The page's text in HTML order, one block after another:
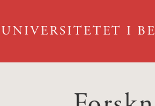
UNIVERSITETET I